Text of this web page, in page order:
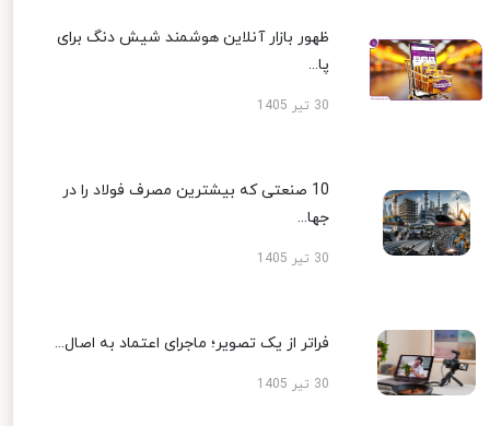
ظهور بازار آنلاین هوشمند شیش دنگ برای
پا...
30 تیر 1405
10 صنعتی که بیشترین مصرف فولاد را در
جها...
30 تیر 1405
فراتر از یک تصویر؛ ماجرای اعتماد به اصال...
30 تیر 1405